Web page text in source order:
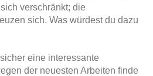
verschränkt; die
sich. Was würdest du dazu
eine interessante
der neuesten Arbeiten finde